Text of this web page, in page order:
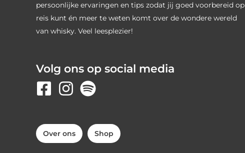
persoonlijke ervaringen en tips zodat jij goed voorbereid op
reis kunt én meer te weten komt over de wondere wereld
van whisky. Veel leesplezier!
Volg ons op social media
Over ons Shop